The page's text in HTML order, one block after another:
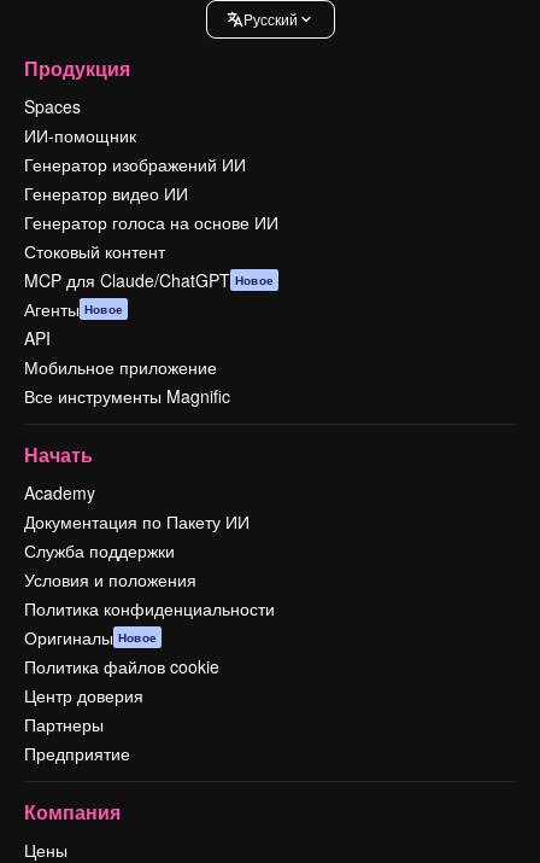
Pусский
Продукция
Spaces
ИИ-помощник
Генератор изображений ИИ
Генератор видео ИИ
Генератор голоса на основе ИИ
Стоковый контент
MCP для Claude/ChatGPT Новое
Агенты Новое
API
Мобильное приложение
Все инструменты Magnific
Начать
Academy
Документация по Пакету ИИ
Служба поддержки
Условия и положения
Политика конфиденциальности
Оригиналы Новое
Политика файлов cookie
Центр доверия
Партнеры
Предприятие
Компания
Цены